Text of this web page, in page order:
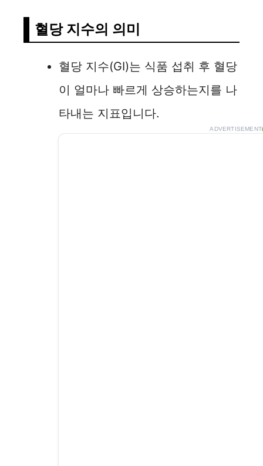
혈당 지수의 의미
혈당 지수(GI)는 식품 섭취 후 혈당
이 얼마나 빠르게 상승하는지를 나
타내는 지표입니다.
ADVERTISEMENT